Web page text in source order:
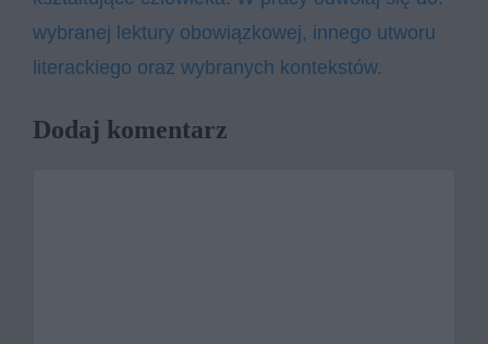
wy­bra­nej lek­tu­ry obo­wiąz­ko­wej, in­ne­go utwo­ru
li­te­rac­kie­go oraz wy­bra­nych kon­tek­stów.
Dodaj komentarz